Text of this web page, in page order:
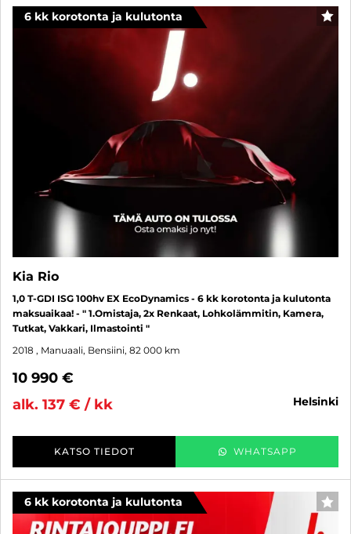
6 kk korotonta ja kulutonta
Kia Rio
1,0 T-GDI ISG 100hv EX EcoDynamics - 6 kk korotonta ja kulutonta
maksuaikaa! - " 1.Omistaja, 2x Renkaat, Lohkolämmitin, Kamera,
Tutkat, Vakkari, Ilmastointi "
2018 , Manuaali, Bensiini, 82 000 km
10 990 €
alk. 137 € / kk
helsinki
KATSO TIEDOT WHATSAPP
6 kk korotonta ja kulutonta